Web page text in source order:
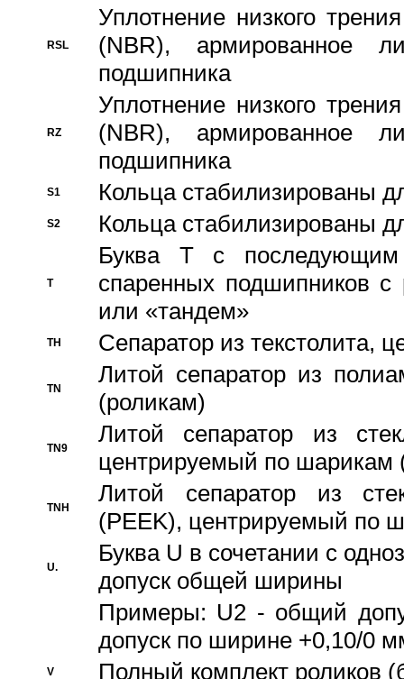
RSL
Уплотнение низкого
(NBR), армированное
подшипника
RZ
Уплотнение низкого
(NBR), армированное
подшипника
S1 Кольца стабилизированы
S2 Кольца стабилизированы
T
Буква T с
спаренных подшипников
или «тандем»
TH Сепаратор из текстолита,
TN
Литой сепаратор из
(роликам)
TN9
Литой сепаратор из
центрируемый по шарикам
TNH
Литой сепаратор из
(PEEK), центрируемый по
U.
Буква U в сочетании с
допуск общей ширины
Примеры: U2 - общий
допуск по ширине +0,10/0
V Полный комплект роликов